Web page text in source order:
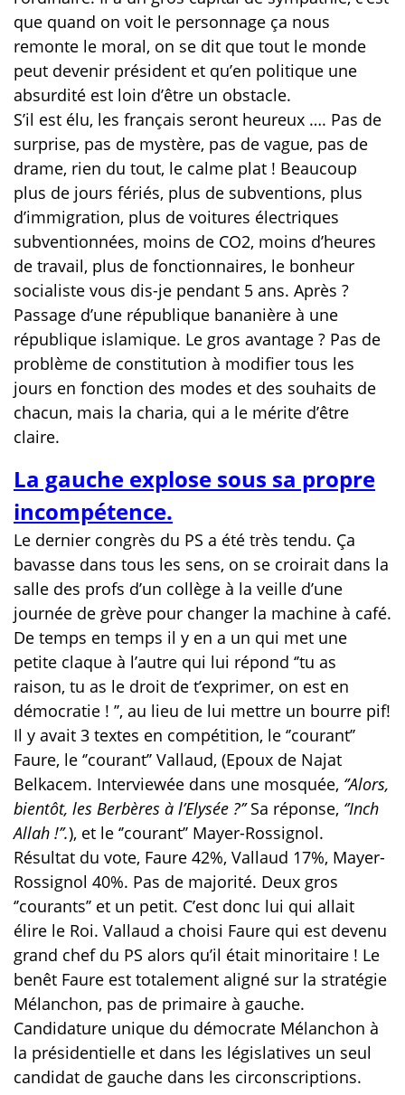
que quand on voit le personnage ça nous
remonte le moral, on se dit que tout le monde
peut devenir président et qu’en politique une
absurdité est loin d’être un obstacle.
S’il est élu, les français seront heureux …. Pas de
surprise, pas de mystère, pas de vague, pas de
drame, rien du tout, le calme plat ! Beaucoup
plus de jours fériés, plus de subventions, plus
d’immigration, plus de voitures électriques
subventionnées, moins de CO2, moins d’heures
de travail, plus de fonctionnaires, le bonheur
socialiste vous dis-je pendant 5 ans. Après ?
Passage d’une république bananière à une
république islamique. Le gros avantage ? Pas de
problème de constitution à modifier tous les
jours en fonction des modes et des souhaits de
chacun, mais la charia, qui a le mérite d’être
claire.
La gauche explose sous sa propre
incompétence.
Le dernier congrès du PS a été très tendu. Ça
bavasse dans tous les sens, on se croirait dans la
salle des profs d’un collège à la veille d’une
journée de grève pour changer la machine à café.
De temps en temps il y en a un qui met une
petite claque à l’autre qui lui répond ‘’tu as
raison, tu as le droit de t’exprimer, on est en
démocratie ! ’’, au lieu de lui mettre un bourre pif!
Il y avait 3 textes en compétition, le ‘’courant’’
Faure, le ‘’courant’’ Vallaud, (Epoux de Najat
Belkacem. Interviewée dans une mosquée, ‘’Alors,
bientôt, les Berbères à l’Elysée ?’’Sa réponse, ‘’Inch
Allah !’’.), et le ‘’courant’’ Mayer-Rossignol.
Résultat du vote, Faure 42%, Vallaud 17%, Mayer-
Rossignol 40%. Pas de majorité. Deux gros
‘’courants’’ et un petit. C’est donc lui qui allait
élire le Roi. Vallaud a choisi Faure qui est devenu
grand chef du PS alors qu’il était minoritaire ! Le
benêt Faure est totalement aligné sur la stratégie
Mélanchon, pas de primaire à gauche.
Candidature unique du démocrate Mélanchon à
la présidentielle et dans les législatives un seul
candidat de gauche dans les circonscriptions.